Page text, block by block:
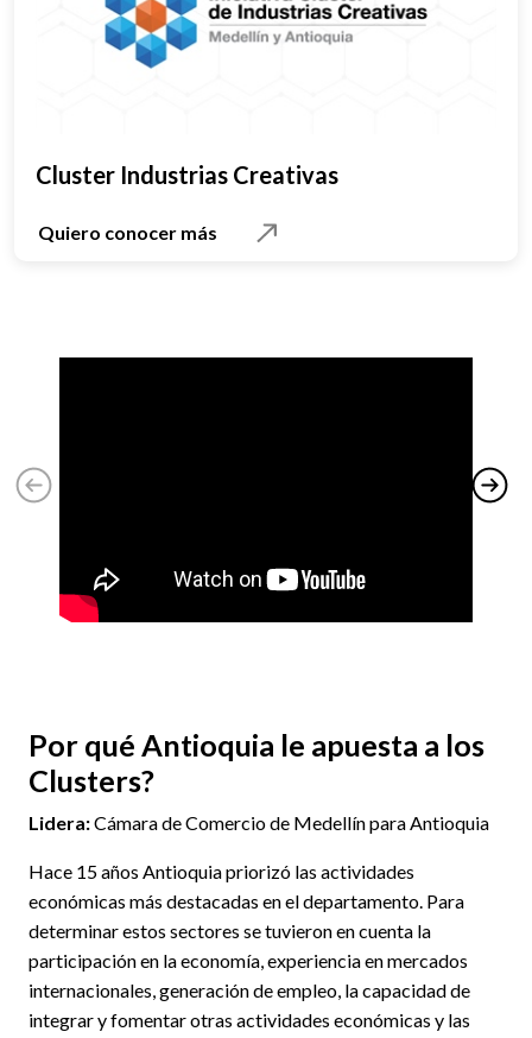
Cluster Industrias Creativas
Quiero conocer más
Por qué Antioquia le apuesta a los
Clusters?
Lidera:Cámara de Comercio de Medellín para Antioquia
Hace 15 años Antioquia priorizó las actividades
económicas más destacadas en el departamento. Para
determinar estos sectores se tuvieron en cuenta la
participación en la economía, experiencia en mercados
internacionales, generación de empleo, la capacidad de
integrar y fomentar otras actividades económicas y las